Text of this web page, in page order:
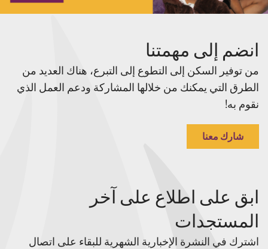
انضم إلى مهمتنا
من توفير السكن إلى التطوع إلى التبرع، هناك العديد من
الطرق التي يمكنك من خلالها المشاركة ودعم العمل الذي
نقوم به!
شارك معنا
ابق على اطلاع على آخر
المستجدات
اشترك في النشرة الإخبارية الشهرية للبقاء على اتصال